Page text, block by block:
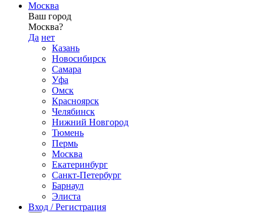
Москва
Ваш город
Москва?
Да нет
Казань
Новосибирск
Самара
Уфа
Омск
Красноярск
Челябинск
Нижний Новгород
Тюмень
Пермь
Москва
Екатеринбург
Санкт-Петербург
Барнаул
Элиста
Вход / Регистрация